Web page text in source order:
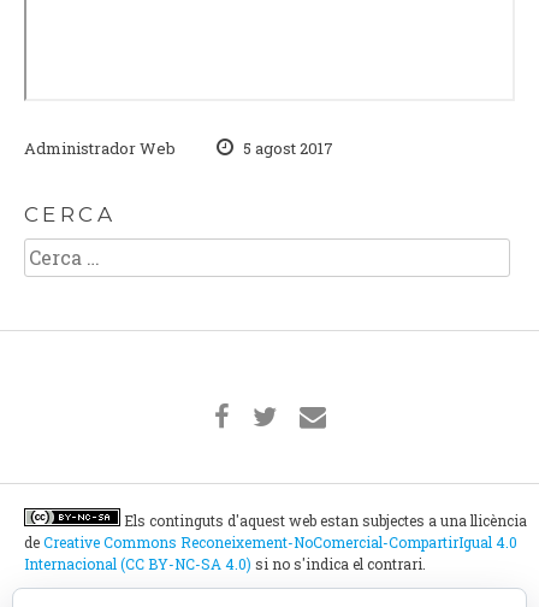
Administrador Web 5 agost 2017
CERCA
Cerca:
Els continguts d'aquest web estan subjectes a una llicència
deCreative Commons Reconeixement-NoComercial-CompartirIgual 4.0
Internacional (CC BY-NC-SA 4.0) si no s'indica el contrari.